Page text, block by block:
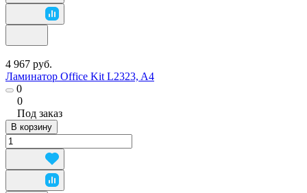
4 967 руб.
Ламинатор Office Kit L2323, A4
0
0
Под заказ
В корзину